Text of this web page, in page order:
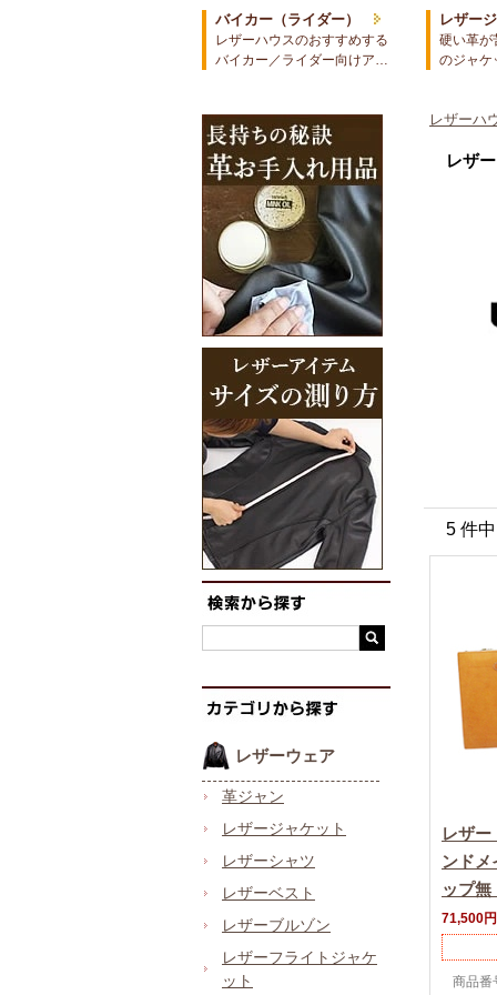
バイカー（ライダー）
レザーハウスのおすすめする
バイカー／ライダー向けア…
レザー
硬い革が
のジャ
レザーウェア
革ジャン
レザージャケット
レザーシャツ
レザーベスト
レザーブルゾン
レザーフライトジャケ
ット
レザーハ
レザ
5 件
レザー
ンド
ップ無
71,500円
商品